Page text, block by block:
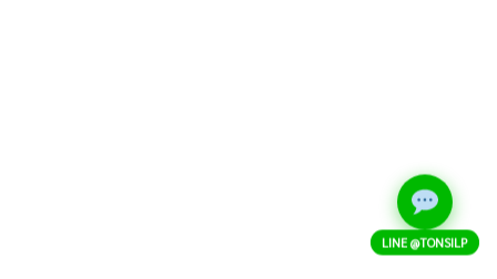
LINE @TONSILP